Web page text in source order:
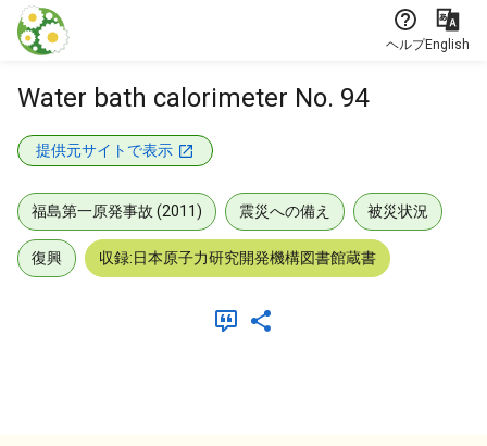
本文に飛ぶ
ヘルプEnglish
Water bath calorimeter No. 94
提供元サイトで表示
福島第一原発事故 (2011) 震災への備え 被災状況
復興 収録:日本原子力研究開発機構図書館蔵書